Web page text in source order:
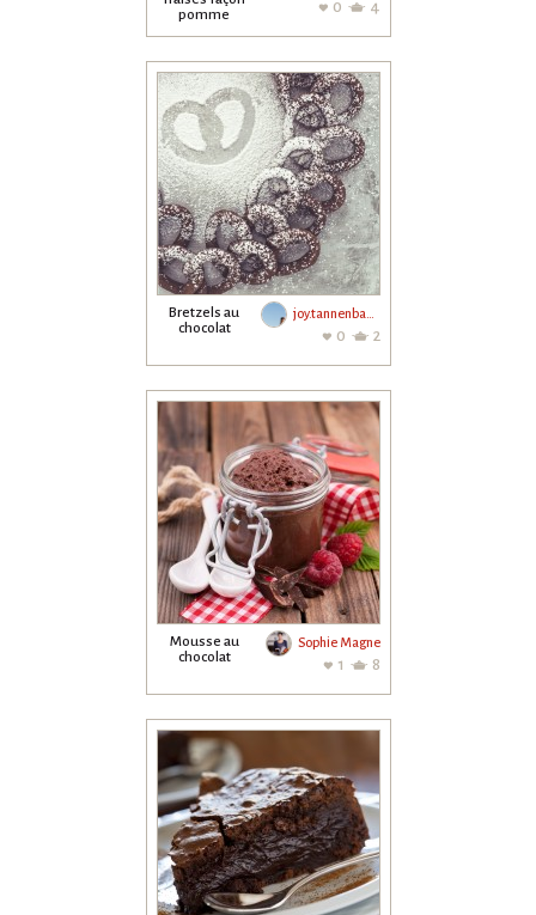
pomme
0 4
Bretzels au
chocolat
joy.tannenbaum
0 2
Mousse au
chocolat
Sophie Magne
1 8